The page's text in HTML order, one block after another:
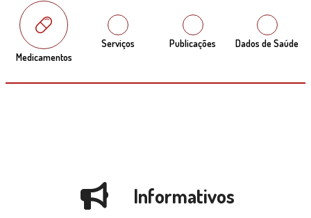
Medicamentos
Serviços Publicações Dados de Saúde
Informativos